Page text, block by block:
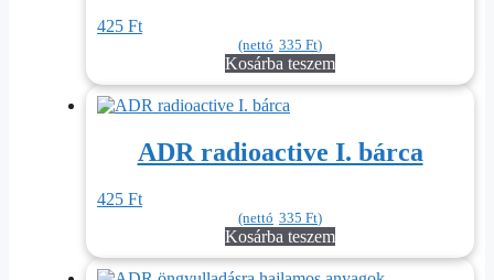
425 Ft
(nettó 335 Ft)
Kosárba teszem
ADR radioactive I. bárca
425 Ft
(nettó 335 Ft)
Kosárba teszem